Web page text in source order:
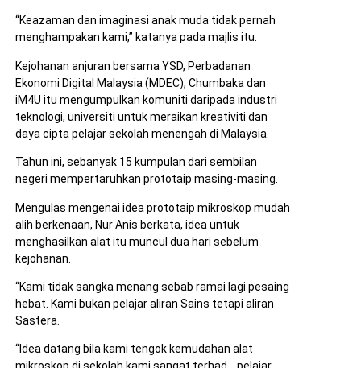
“Keazaman dan imaginasi anak muda tidak pernah
menghampakan kami,” katanya pada majlis itu.
Kejohanan anjuran bersama YSD, Perbadanan
Ekonomi Digital Malaysia (MDEC), Chumbaka dan
iM4U itu mengumpulkan komuniti daripada industri
teknologi, universiti untuk meraikan kreativiti dan
daya cipta pelajar sekolah menengah di Malaysia.
Tahun ini, sebanyak 15 kumpulan dari sembilan
negeri mempertaruhkan prototaip masing-masing.
Mengulas mengenai idea prototaip mikroskop mudah
alih berkenaan, Nur Anis berkata, idea untuk
menghasilkan alat itu muncul dua hari sebelum
kejohanan.
“Kami tidak sangka menang sebab ramai lagi pesaing
hebat. Kami bukan pelajar aliran Sains tetapi aliran
Sastera.
“Idea datang bila kami tengok kemudahan alat